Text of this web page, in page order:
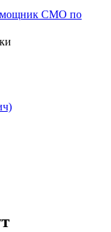
CMO по